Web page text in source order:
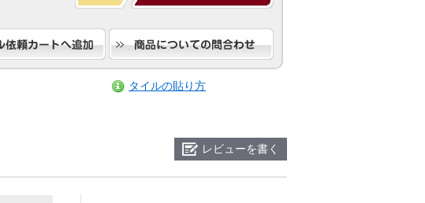
タイルの貼り方
レビューを書く